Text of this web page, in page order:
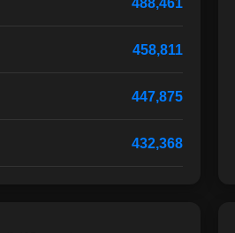
458,811
447,875
432,368